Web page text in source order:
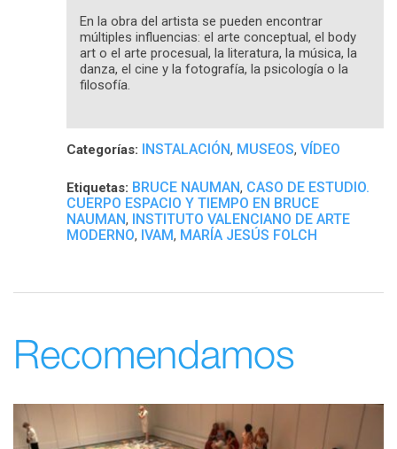
En la obra del artista se pueden encontrar
múltiples influencias: el arte conceptual, el body
art o el arte procesual, la literatura, la música, la
danza, el cine y la fotografía, la psicología o la
filosofía.
Categorías: INSTALACIÓN, MUSEOS, VÍDEO
Etiquetas: BRUCE NAUMAN, CASO DE ESTUDIO.
CUERPO ESPACIO Y TIEMPO EN BRUCE
NAUMAN, INSTITUTO VALENCIANO DE ARTE
MODERNO, IVAM, MARÍA JESÚS FOLCH
Recomendamos